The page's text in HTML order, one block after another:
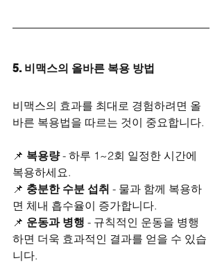
5. 비맥스의 올바른 복용 방법
비맥스의 효과를 최대로 경험하려면 올
바른 복용법을 따르는 것이 중요합니다.
📌 복용량 - 하루 1~2회 일정한 시간에
복용하세요.
📌 충분한 수분 섭취 - 물과 함께 복용하
면 체내 흡수율이 증가합니다.
📌 운동과 병행 - 규칙적인 운동을 병행
하면 더욱 효과적인 결과를 얻을 수 있습
니다.